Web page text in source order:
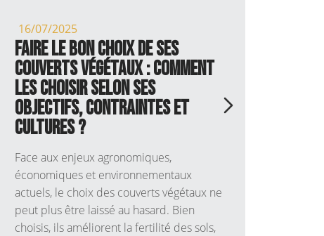
16/07/2025
Faire le bon choix de ses
couverts végétaux : comment
les choisir selon ses
objectifs, contraintes et
cultures ?
Face aux enjeux agronomiques,
économiques et environnementaux
actuels, le choix des couverts végétaux ne
peut plus être laissé au hasard. Bien
choisis, ils améliorent la fertilité des sols,